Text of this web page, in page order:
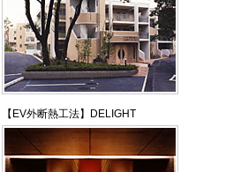
【EV外断熱工法】DELIGHT